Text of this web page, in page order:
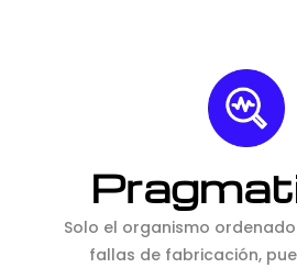
Solo el organismo
fallas de fabricación,